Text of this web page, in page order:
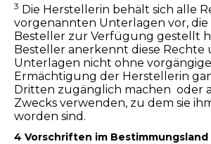
3 Die Herstellerin behält sich alle
vorgenannten Unterlagen vor, die
Besteller zur Verfügung gestellt
Besteller anerkennt diese Rechte
Unterlagen nicht ohne
Ermächtigung der Herstellerin
Dritten zugänglich machen oder
Zwecks verwenden, zu dem sie
worden sind.
4 Vorschriften im Bestimmungsland